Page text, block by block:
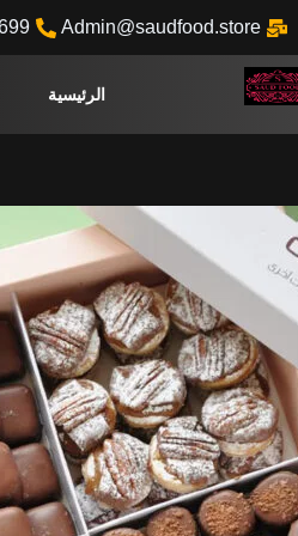
Admin@saudfood.store
الرئيسية